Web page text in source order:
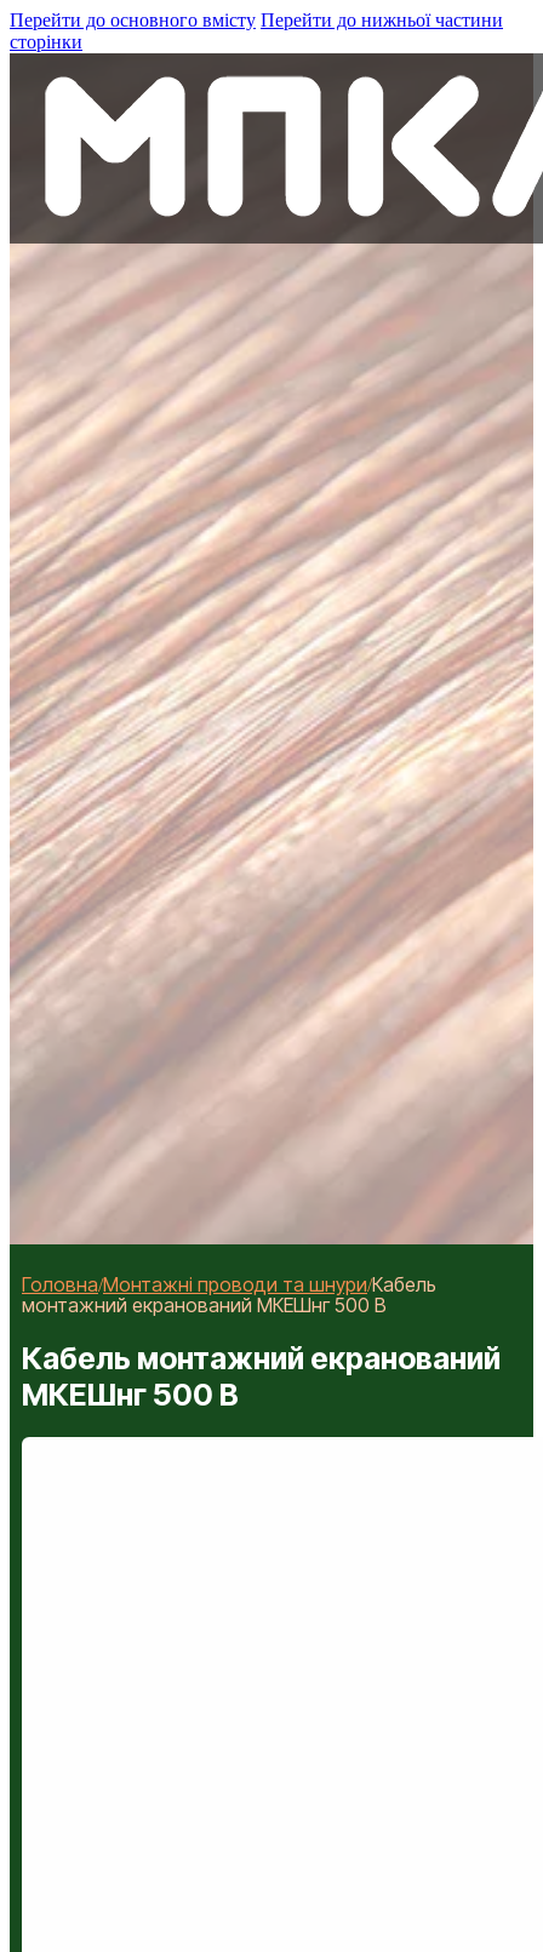
Перейти до основного вмісту Перейти до нижньої частини
сторінки
Кабель та провід
Контакти
+38 (098)-441-15-41
Шукати
Пошук
Головна/Монтажні проводи та шнури/Кабель
монтажний екранований МКЕШнг 500 В
Кабель монтажний екранований
МКЕШнг 500 В